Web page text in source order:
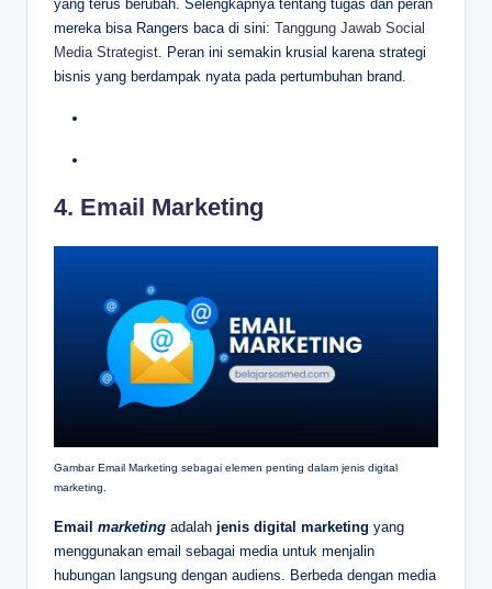
yang terus berubah. Selengkapnya tentang tugas dan peran
mereka bisa Rangers baca di sini: Tanggung Jawab Social
Media Strategist . Peran ini semakin krusial karena strategi
bisnis yang berdampak nyata pada pertumbuhan brand.
4. Email Marketing
Gambar Email Marketing sebagai elemen penting dalam jenis digital
marketing.
Email marketing adalah jenis digital marketing yang
menggunakan email sebagai media untuk menjalin
hubungan langsung dengan audiens. Berbeda dengan media